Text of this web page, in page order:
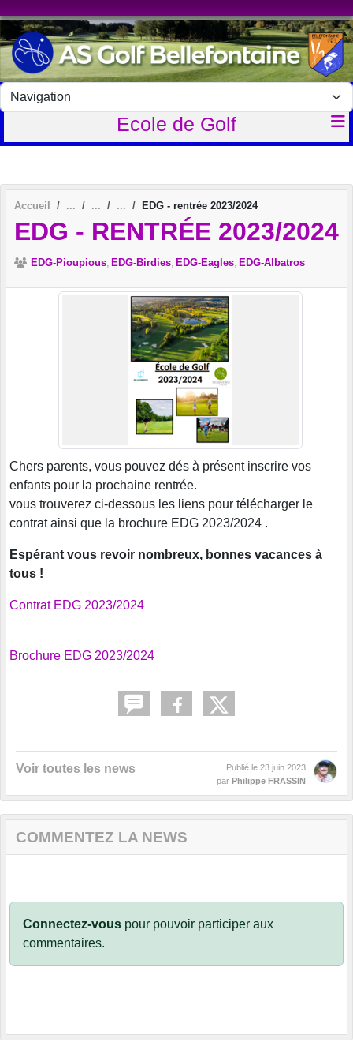
Ecole de Golf
Accueil EDG - rentrée 2023/2024
EDG - RENTRÉE 2023/2024
EDG-Pioupious EDG-Birdies EDG-Eagles EDG-Albatros
Chers parents, vous pouvez dés à présent inscrire vos
enfants pour la prochaine rentrée.
vous trouverez ci-dessous les liens pour télécharger le
contrat ainsi que la brochure EDG 2023/2024 .
Espérant vous revoir nombreux, bonnes vacances à
tous !
Contrat EDG 2023/2024
Brochure EDG 2023/2024
Voir toutes les news Publié le 23 juin 2023
par Philippe FRASSIN
COMMENTEZ LA NEWS
Connectez-vous pour pouvoir participer aux
commentaires.